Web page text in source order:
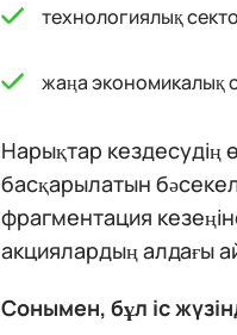
технологиялық
жаңа экономикалық
Нарықтар кездесудің
басқарылатын
фрагментация
акциялардың алдағы
Сонымен, бұл іс